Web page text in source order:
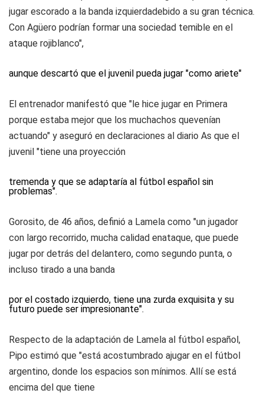
jugar escorado a la banda izquierdadebido a su gran técnica.
Con Agüero podrían formar una sociedad temible en el
ataque rojiblanco",
aunque descartó que el juvenil pueda jugar "como ariete"
El entrenador manifestó que "le hice jugar en Primera
porque estaba mejor que los muchachos quevenían
actuando" y aseguró en declaraciones al diario As que el
juvenil "tiene una proyección
tremenda y que se adaptaría al fútbol español sin
problemas".
Gorosito, de 46 años, definió a Lamela como "un jugador
con largo recorrido, mucha calidad enataque, que puede
jugar por detrás del delantero, como segundo punta, o
incluso tirado a una banda
por el costado izquierdo, tiene una zurda exquisita y su
futuro puede ser impresionante".
Respecto de la adaptación de Lamela al fútbol español,
Pipo estimó que "está acostumbrado ajugar en el fútbol
argentino, donde los espacios son mínimos. Allí se está
encima del que tiene